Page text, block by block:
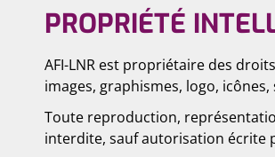
PROPRIÉTÉ
AFI-LNR est propriétaire des
images, graphismes, logo,
Toute reproduction,
interdite, sauf autorisation écrite